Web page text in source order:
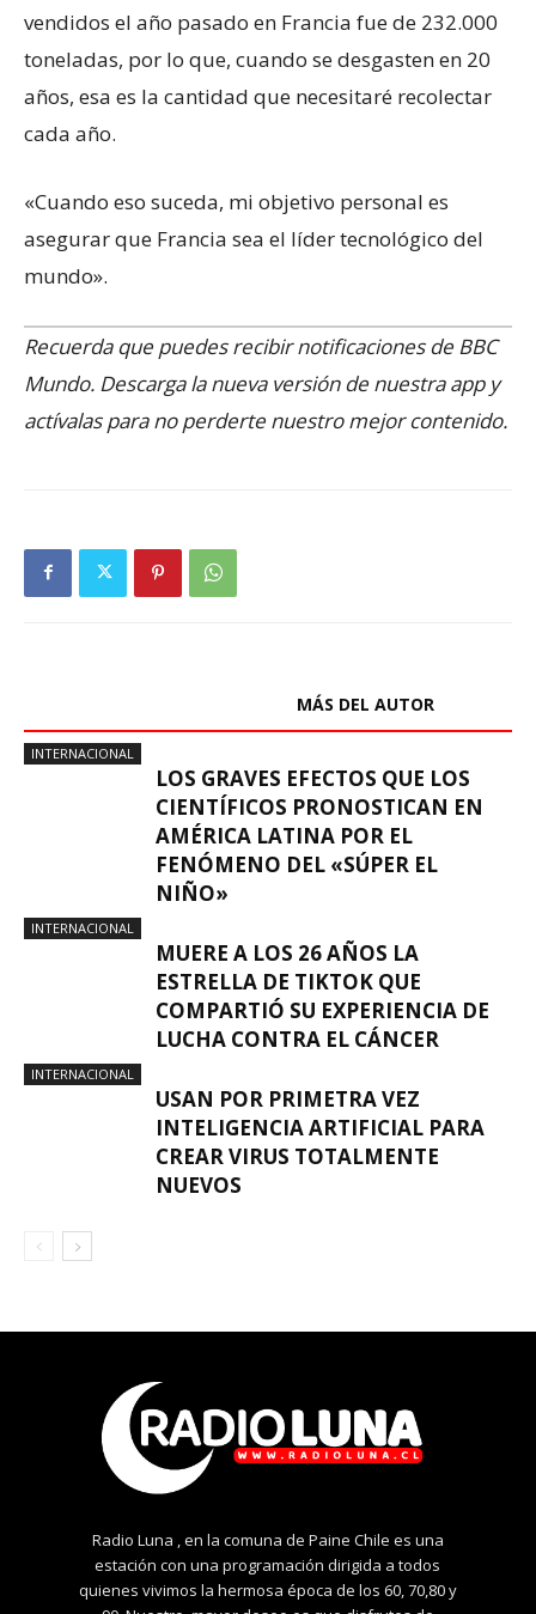
vendidos el año pasado en Francia fue de 232.000
toneladas, por lo que, cuando se desgasten en 20
años, esa es la cantidad que necesitaré recolectar
cada año.
«Cuando eso suceda, mi objetivo personal es
asegurar que Francia sea el líder tecnológico del
mundo».
Recuerda que puedes recibir notificaciones de BBC
Mundo. Descarga la nueva versión de nuestra app y
actívalas para no perderte nuestro mejor contenido.
MÁS DEL AUTOR
INTERNACIONAL
LOS GRAVES EFECTOS QUE LOS
CIENTÍFICOS PRONOSTICAN EN
AMÉRICA LATINA POR EL
FENÓMENO DEL «SÚPER EL
NIÑO»
INTERNACIONAL
MUERE A LOS 26 AÑOS LA
ESTRELLA DE TIKTOK QUE
COMPARTIÓ SU EXPERIENCIA DE
LUCHA CONTRA EL CÁNCER
INTERNACIONAL
USAN POR PRIMETRA VEZ
INTELIGENCIA ARTIFICIAL PARA
CREAR VIRUS TOTALMENTE
NUEVOS
Radio Luna , en la comuna de Paine Chile es una
estación con una programación dirigida a todos
quienes vivimos la hermosa época de los 60, 70,80 y